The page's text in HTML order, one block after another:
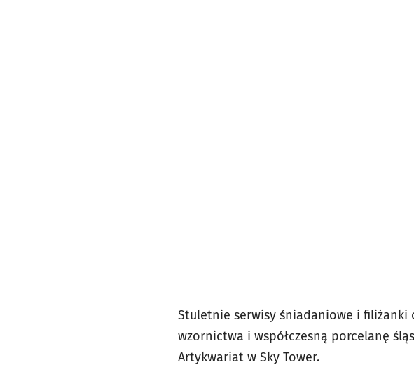
Stuletnie serwisy śniadaniowe i
wzornictwa i współczesną porcelanę
Artykwariat w Sky Tower.